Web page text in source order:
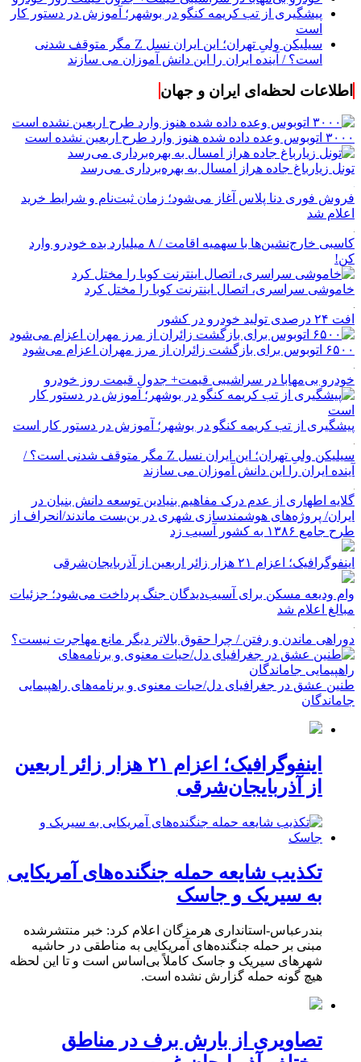
پیشگیری از تب کریمه کنگو در بوشهر؛ آموزش در دستور کار
است
سیلیکن ولیِ تهران؛ این ایران نسل Z مگر متوقف شدنی
است؟ / آینده ایران را این دانش آموزان می سازند
اطلاعات لحظه‌ای ایران و جهان
۳۰۰۰ اتوبوس وعده داده شده هنوز وارد طرح اربعین نشده است
تونل زیارباغ جاده هراز امسال به بهره‌برداری می‌رسد
فروش فوری دنا پلاس آغاز می‌شود؛ زمان ثبت‌نام و شرایط خرید
اعلام شد
کاسبی خارج‌نشین‌ها با سهمیه اقامت / ۸ میلیارد بده خودرو وارد
کن!
خاموشی سراسری، اتصال اینترنت کوبا را مختل کرد
افت ۲۴ درصدی تولید خودرو در کشور
۶۵۰۰ اتوبوس برای بازگشت زائران از مرز مهران اعزام می‌شود
خودرو بی‌مهابا در سراشیبی قیمت+ جدول قیمت روز خودرو
پیشگیری از تب کریمه کنگو در بوشهر؛ آموزش در دستور کار است
سیلیکن ولیِ تهران؛ این ایران نسل Z مگر متوقف شدنی است؟ /
آینده ایران را این دانش آموزان می سازند
گلایه اطهاری از عدم درک مفاهیم بنیادین توسعه دانش بنیان در
ایران/ پروژه‌های هوشمندسازی شهری در بن‌بست ماندند/انحراف از
طرح جامع ۱۳۸۶ به کشور آسیب زد
اینفوگرافیک؛ اعزام ۲۱ هزار زائر اربعین از آذربایجان‌شرقی
وام ودیعه مسکن برای آسیب‌دیدگان جنگ پرداخت می‌شود؛ جزئیات
مبالغ اعلام شد
دوراهی ماندن و رفتن / چرا حقوق بالاتر دیگر مانع مهاجرت نیست؟
طنین عشق در جغرافیای دل/حیات معنوی و برنامه‌های راهپیمایی
جاماندگان
اینفوگرافیک؛ اعزام ۲۱ هزار زائر اربعین
از آذربایجان‌شرقی
تکذیب شایعه حمله جنگنده‌های آمریکایی
به سیریک و جاسک
بندرعباس-استانداری هرمزگان اعلام کرد: خبر منتشرشده
مبنی بر حمله جنگنده‌های آمریکایی به مناطقی در حاشیه
شهرهای سیریک و جاسک کاملاً بی‌اساس است و تا این لحظه
هیچ گونه حمله گزارش نشده است.
تصاویری از بارش برف در مناطق